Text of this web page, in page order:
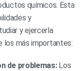
químicos. Esta
y
y ejercerla
los más importantes:
de problemas:Los